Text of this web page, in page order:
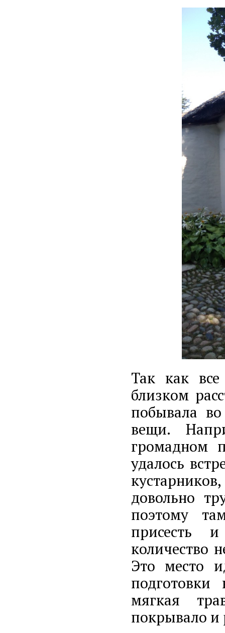
Так как
близком
побывала
вещи.
громадном
удалось
довольно
поэтому
присесть
количество
Это место
мягкая
покрывало и